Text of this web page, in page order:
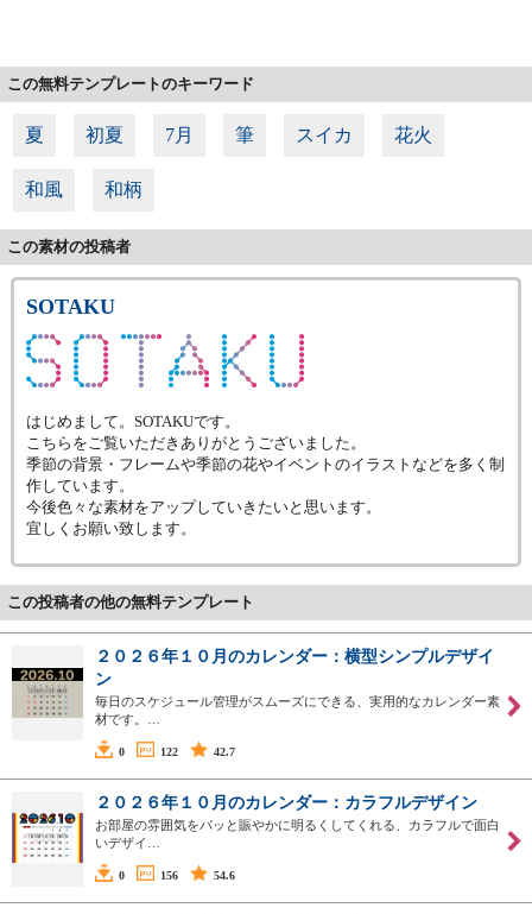
この無料テンプレートのキーワード
夏 初夏 7月 筆 スイカ 花火
和風 和柄
この素材の投稿者
SOTAKU
はじめまして。SOTAKUです。
こちらをご覧いただきありがとうございました。
季節の背景・フレームや季節の花やイベントのイラストなどを多く制
作しています。
今後色々な素材をアップしていきたいと思います。
宜しくお願い致します。
この投稿者の他の無料テンプレート
２０２６年１０月のカレンダー：横型シンプルデザイ
ン
毎日のスケジュール管理がスムーズにできる、実用的なカレンダー素
材です。…
0 122 42.7
２０２６年１０月のカレンダー：カラフルデザイン
お部屋の雰囲気をパッと賑やかに明るくしてくれる、カラフルで面白
いデザイ…
0 156 54.6